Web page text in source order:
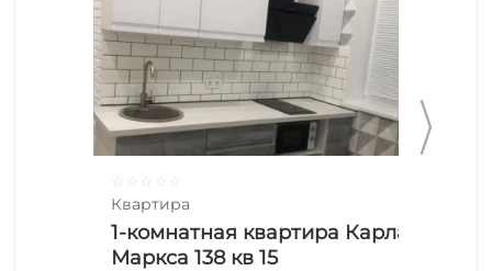
Квартира
1-комнатная квартира Карла
Маркса 138 кв 15